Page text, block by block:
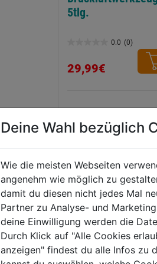
5tlg.
0.0 (0)
von
29,99€
WEITERE
Deine Wahl bezüglich
Wie die meisten Webseiten
angenehm wie möglich zu
damit du diesen nicht jedes Mal
Partner zu Analyse- und
deine Einwilligung werden die
Durch Klick auf "Alle Cookies
anzeigen" findest du alle Infos zu